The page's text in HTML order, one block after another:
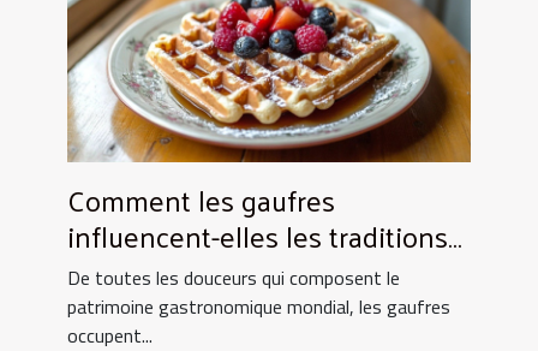
Comment les gaufres
influencent-elles les traditions
culinaires ?
De toutes les douceurs qui composent le
patrimoine gastronomique mondial, les gaufres
occupent...